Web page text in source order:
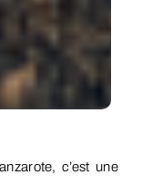
c’est une